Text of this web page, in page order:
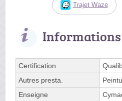
Trajet Waze
Informations
Certification
Autres presta.
Enseigne